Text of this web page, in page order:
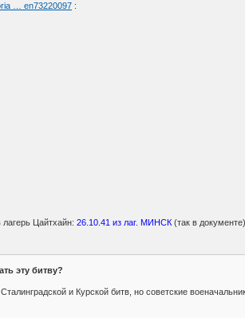
… en73220097 :
Цайтхайн: 26.10.41 из лаг. МИНСК (так в
эту битву?
и Курской битв, но советские